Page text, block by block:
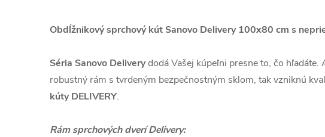
Obdĺžnikový sprchový kút Sanovo Delivery 100x80 cm s
Séria Sanovo Deliverydodá Vašej kúpeľni presne to, čo hľadáte.
robustný rám s tvrdeným bezpečnostným sklom, tak vzniknú
kúty DELIVERY.
Rám sprchových dverí Delivery: